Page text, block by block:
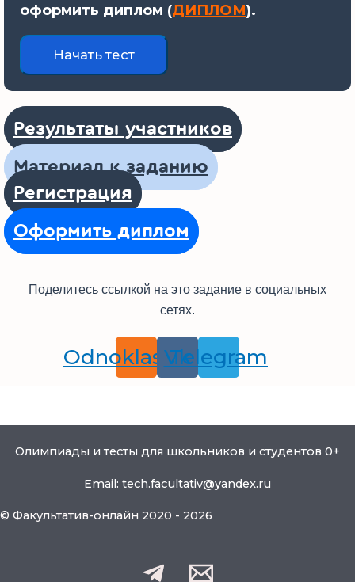
оформить диплом (ДИПЛОМ).
Результаты участников
Материал к заданию
Регистрация
Оформить диплом
Поделитесь ссылкой на это задание в социальных
сетях.
Odnoklassniki
Vk
Telegram
Олимпиады и тесты для школьников и студентов 0+
Email: tech.facultativ@yandex.ru
© Факультатив-онлайн 2020 - 2026